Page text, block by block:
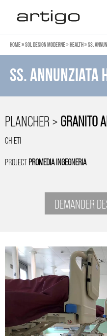
contenu
Home»Sol design moderne»Health»SS.
SS. Annunziata
PLANCHER >GRANITO
CHIETI
PROJECTPROMEDIA INGEGNERIA
DEMANDER